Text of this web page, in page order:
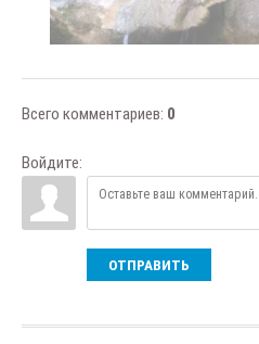
Всего комментариев: 0
Войдите:
ОТПРАВИТЬ